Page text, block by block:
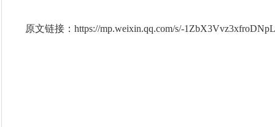
原文链接：https://mp.weixin.qq.com/s/-